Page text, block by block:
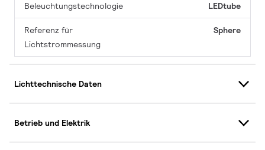
Beleuchtungstechnologie LEDtube
Referenz für
Lichtstrommessung
Sphere
Lichttechnische Daten
Betrieb und Elektrik